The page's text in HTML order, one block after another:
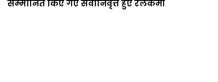
सम्मानित किए गए सेवानिवृत्त हुए रेलकर्मी